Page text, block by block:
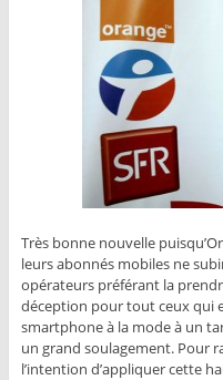
Très bonne nouvelle
leurs abonnés mobiles ne
opérateurs préférant la
déception pour tout ceux qui
smartphone à la mode à un
un grand soulagement. Pour
l’intention d’appliquer cette